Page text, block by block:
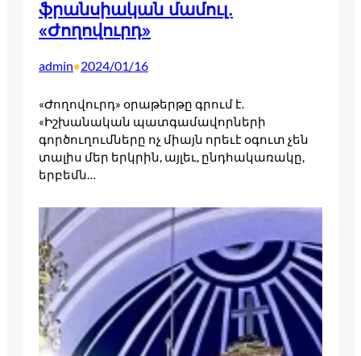
ֆրանսիական մամուլ.
«Ժողովուրդ»
admin•2024/01/16
«Ժողովուրդ» օրաթերթը գրում է.
«Իշխանական պատգամավորների
գործուղումները ոչ միայն որեւէ օգուտ չեն
տալիս մեր երկրին, այլեւ, ընդհակառակը,
երբեմն…